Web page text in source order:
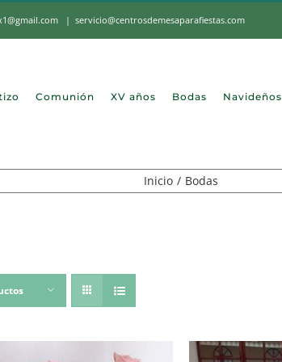
| servicio@centrosdemesaparafiestas.com
Comunión XV años Bodas Navideños
Inicio Bodas